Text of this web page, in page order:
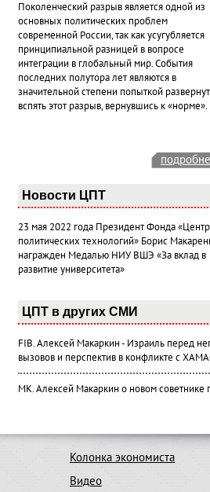
Поколенческий разрыв является одной из
основных политических проблем
современной России, так как усугубляется
принципиальной разницей в вопросе
интеграции в глобальный мир. События
последних полутора лет являются в
значительной степени попыткой
вспять этот разрыв, вернувшись к «норме».
Новости ЦПТ
23 мая 2022 года Президент Фонда «Центр
политических технологий» Борис
награжден Медалью НИУ ВШЭ «За вклад в
развитие университета»
ЦПТ в других СМИ
FIB. Алексей Макаркин - Израиль перед
вызовов и перспектив в конфликте с
МК. Алексей Макаркин о новом советнике
Колонка экономиста
Видео